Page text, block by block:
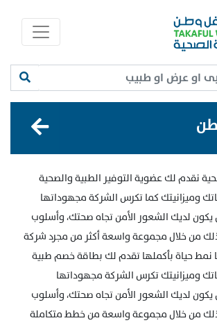
نقدم لك عضوية التوفير الطبية والصحية
وميزانيتك كما تكرس الشركة مجهوداتها
لديك الشعور الأمن تجاه صحتك، وأسلوب
من خلال مجموعة واسعة أكثر من مجرد شركة
نمط حياة بأكملها تقدم لك بطاقة خصم طبية
وميزانيتك تكرس الشركة مجهوداتها
لديك الشعور الأمن تجاه صحتك، وأسلوب
من خلال مجموعة واسعة من خطط متكاملة